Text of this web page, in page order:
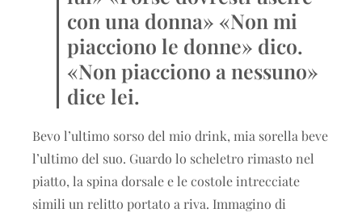
con una donna» «Non mi
piacciono le donne» dico.
«Non piacciono a nessuno»
dice lei.
Bevo l’ultimo sorso del mio drink, mia sorella beve
l’ultimo del suo. Guardo lo scheletro rimasto nel
piatto, la spina dorsale e le costole intrecciate
simili un relitto portato a riva. Immagino di